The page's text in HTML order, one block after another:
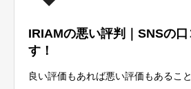
IRIAMの悪い評判｜SNSの
す！
良い評価もあれば悪い評価もあるこ